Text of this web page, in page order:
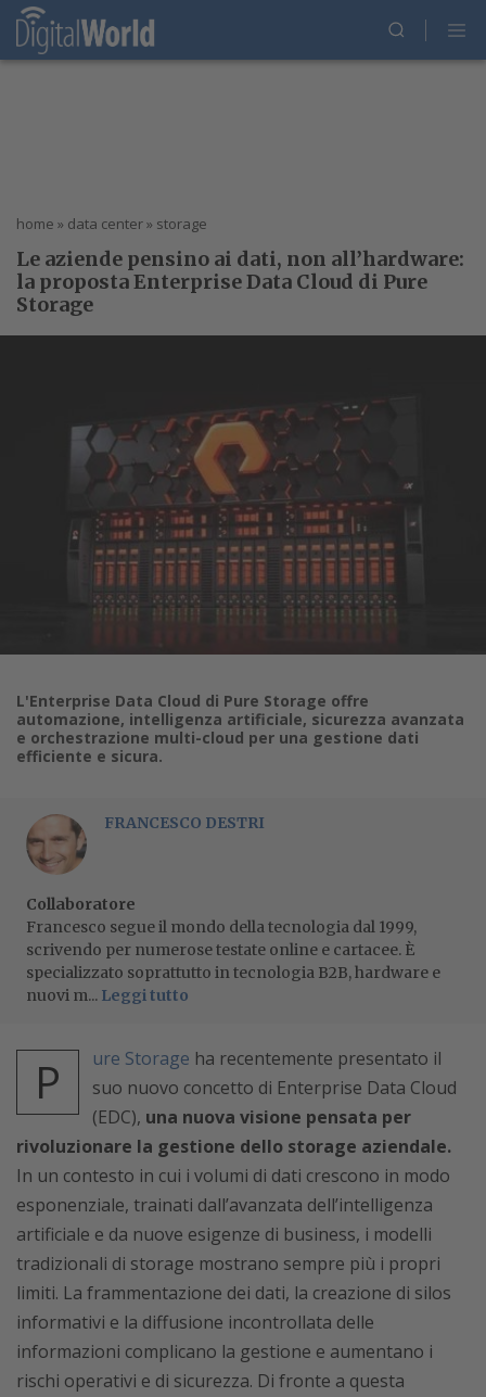
home » data center» storage
Le aziende pensino ai dati, non all’hardware:
la proposta Enterprise Data Cloud di Pure
Storage
L'Enterprise Data Cloud di Pure Storage offre
automazione, intelligenza artificiale, sicurezza avanzata
e orchestrazione multi-cloud per una gestione dati
efficiente e sicura.
FRANCESCO DESTRI
Collaboratore
Francesco segue il mondo della tecnologia dal 1999,
scrivendo per numerose testate online e cartacee. È
specializzato soprattutto in tecnologia B2B, hardware e
nuovi m... Leggi tutto
P ure Storage ha recentemente presentato il
suo nuovo concetto di Enterprise Data Cloud
(EDC), una nuova visione pensata per
rivoluzionare la gestione dello storage aziendale.
In un contesto in cui i volumi di dati crescono in modo
esponenziale, trainati dall’avanzata dell’intelligenza
artificiale e da nuove esigenze di business, i modelli
tradizionali di storage mostrano sempre più i propri
limiti. La frammentazione dei dati, la creazione di silos
informativi e la diffusione incontrollata delle
informazioni complicano la gestione e aumentano i
rischi operativi e di sicurezza. Di fronte a questa